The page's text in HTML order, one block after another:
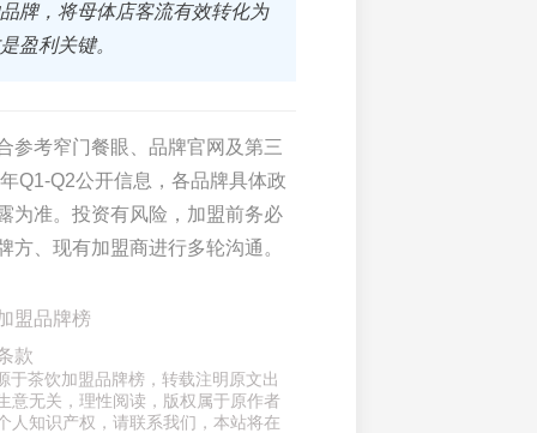
牌，将母体店客流有效转化为
盈利关键。
参考窄门餐眼、品牌官网及第三
Q1-Q2公开信息，各品牌具体政
为准。投资有风险，加盟前务必
方、现有加盟商进行多轮沟通。
盟品牌榜
款
于茶饮加盟品牌榜，转载注明原文出
意无关，理性阅读，版权属于原作者
人知识产权，请联系我们，本站将在